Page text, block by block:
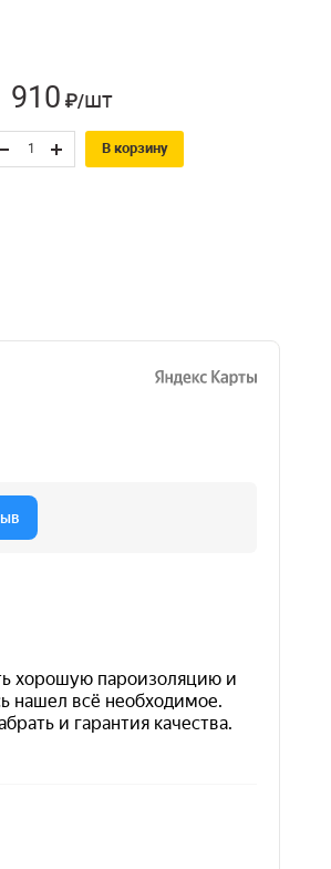
910 ₽/шт
В корзину